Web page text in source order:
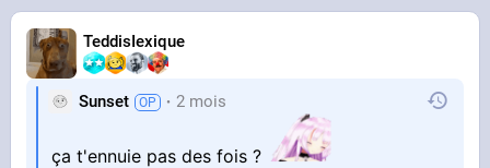
TeddisIexique
Sunset 2 mois
ça t'ennuie pas des fois ?